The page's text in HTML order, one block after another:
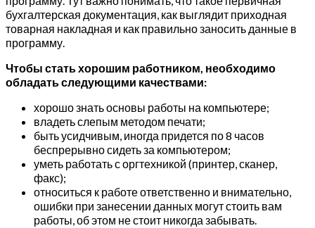
бухгалтерская документация, как выглядит приходная
товарная накладная и как правильно заносить данные в
программу.
Чтобы стать хорошим работником, необходимо
обладать следующими качествами:
хорошо знать основы работы на компьютере;
владеть слепым методом печати;
быть усидчивым, иногда придется по 8 часов
беспрерывно сидеть за компьютером;
уметь работать с оргтехникой (принтер, сканер,
факс);
относиться к работе ответственно и внимательно,
ошибки при занесении данных могут стоить вам
работы, об этом не стоит никогда забывать.